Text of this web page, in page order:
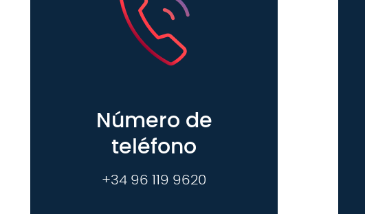
Número de
teléfono
+34 96 119 9620